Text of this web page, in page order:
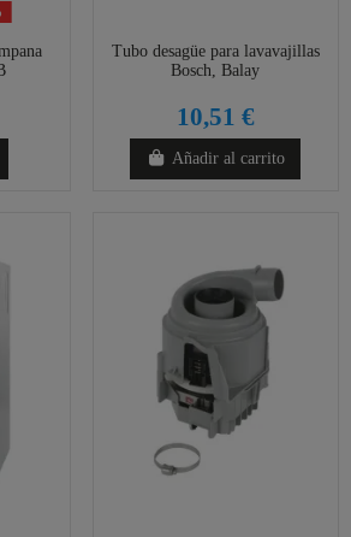
Tubo desagüe para lavavajillas
Bosch, Balay
10,51 €
Añadir al carrito